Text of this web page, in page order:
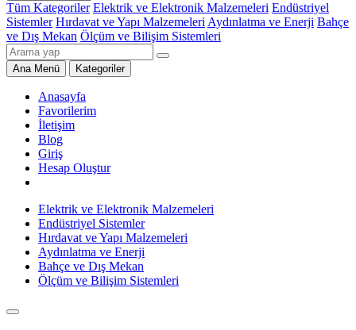
Tüm Kategoriler Elektrik ve Elektronik Malzemeleri Endüstriyel
Sistemler Hırdavat ve Yapı Malzemeleri Aydınlatma ve Enerji Bahçe
ve Dış Mekan Ölçüm ve Bilişim Sistemleri
Ana Menü Kategoriler
Anasayfa
Favorilerim
İletişim
Blog
Giriş
Hesap Oluştur
Elektrik ve Elektronik Malzemeleri
Endüstriyel Sistemler
Hırdavat ve Yapı Malzemeleri
Aydınlatma ve Enerji
Bahçe ve Dış Mekan
Ölçüm ve Bilişim Sistemleri